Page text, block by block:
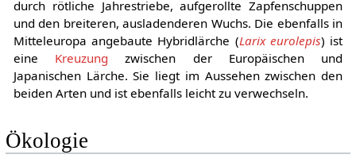
durch rötliche Jahrestriebe, aufgerollte Zapfenschuppen
und den breiteren, ausladenderen Wuchs. Die ebenfalls in
Mitteleuropa angebaute Hybridlärche (Larix eurolepis) ist
eine Kreuzung zwischen der Europäischen und
Japanischen Lärche. Sie liegt im Aussehen zwischen den
beiden Arten und ist ebenfalls leicht zu verwechseln.
Ökologie